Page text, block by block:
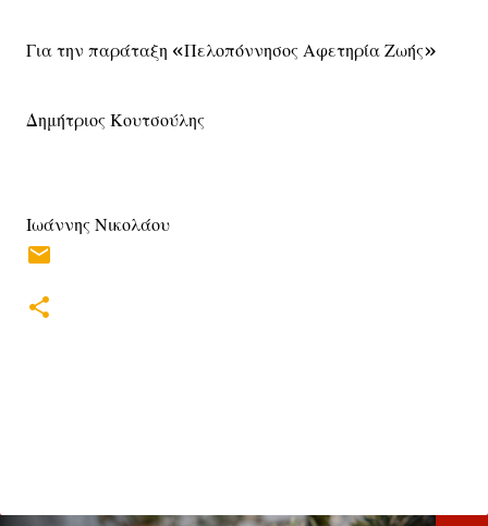
Για την παράταξη «Πελοπόννησος Αφετηρία Ζωής»
Δημήτριος Κουτσούλης
Ιωάννης Νικολάου
λ